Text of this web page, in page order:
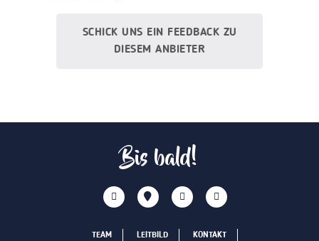
SCHICK UNS EIN FEEDBACK ZU
DIESEM ANBIETER
Bis bald!
TEAM LEITBILD KONTAKT